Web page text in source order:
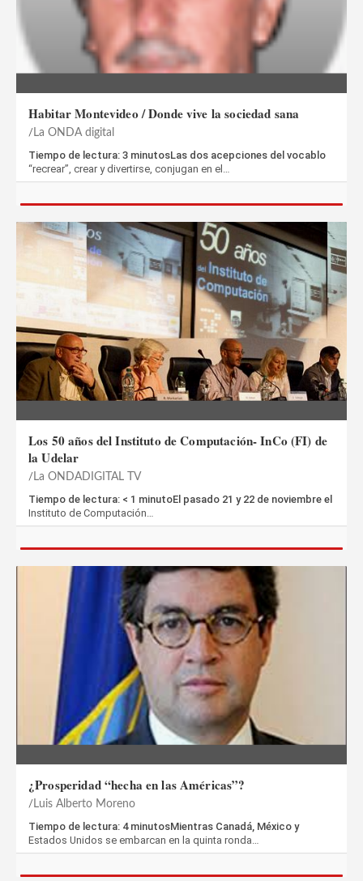
Habitar Montevideo / Donde vive la sociedad sana
La ONDA digital
Tiempo de lectura: 3 minutosLas dos acepciones del vocablo
“recrear”, crear y divertirse, conjugan en el…
Los 50 años del Instituto de Computación- InCo (FI) de
la Udelar
La ONDADIGITAL TV
Tiempo de lectura: < 1 minutoEl pasado 21 y 22 de noviembre el
Instituto de Computación…
¿Prosperidad “hecha en las Américas”?
Luis Alberto Moreno
Tiempo de lectura: 4 minutosMientras Canadá, México y
Estados Unidos se embarcan en la quinta ronda…